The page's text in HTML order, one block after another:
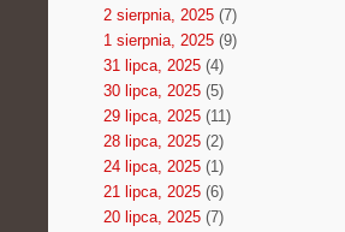
2 sierpnia, 2025(7)
1 sierpnia, 2025(9)
31 lipca, 2025(4)
30 lipca, 2025(5)
29 lipca, 2025(11)
28 lipca, 2025(2)
24 lipca, 2025(1)
21 lipca, 2025(6)
20 lipca, 2025(7)